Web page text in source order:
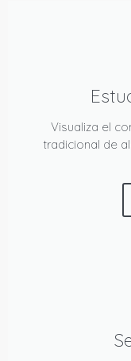
Visualiza el
tradicional de